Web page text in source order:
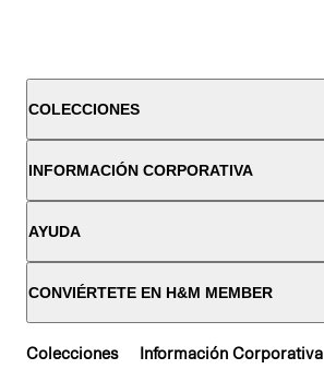
COLECCIONES
INFORMACIÓN CORPORATIVA
AYUDA
CONVIÉRTETE EN H&M MEMBER
Colecciones Información Corporativa